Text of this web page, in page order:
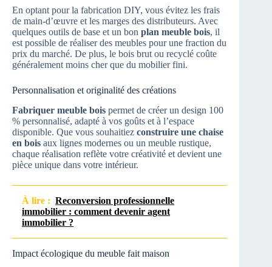
En optant pour la fabrication DIY, vous évitez les frais
de main-d’œuvre et les marges des distributeurs. Avec
quelques outils de base et un bon plan meuble bois, il
est possible de réaliser des meubles pour une fraction du
prix du marché. De plus, le bois brut ou recyclé coûte
généralement moins cher que du mobilier fini.
Personnalisation et originalité des créations
Fabriquer meuble bois permet de créer un design 100
% personnalisé, adapté à vos goûts et à l’espace
disponible. Que vous souhaitiez construire une chaise
en bois aux lignes modernes ou un meuble rustique,
chaque réalisation reflète votre créativité et devient une
pièce unique dans votre intérieur.
À lire : Reconversion professionnelle
immobilier : comment devenir agent
immobilier ?
Impact écologique du meuble fait maison